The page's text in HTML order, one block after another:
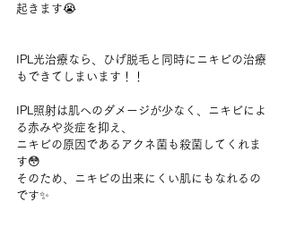
起きます😭
IPL光治療なら、ひげ脱毛と同時にニキビの治療
もできてしまいます！！
IPL照射は肌へのダメージが少なく、ニキビによ
る赤みや炎症を抑え、
ニキビの原因であるアクネ菌も殺菌してくれま
す😳
そのため、ニキビの出来にくい肌にもなれるの
です✨